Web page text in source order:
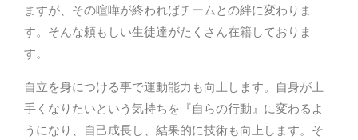
ますが、その喧嘩が終わればチームとの絆に変わりま
す。そんな頼もしい生徒達がたくさん在籍しておりま
す。
自立を身につける事で運動能力も向上します。自身が上
手くなりたいという気持ちを『自らの行動』に変わるよ
うになり、自己成長し、結果的に技術も向上します。そ